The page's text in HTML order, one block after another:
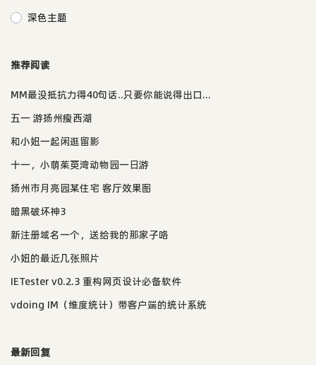
深色主题
推荐阅读
MM最没抵抗力得40句话..只要你能说得出口...
五一 游扬州瘦西湖
和小妞一起闲逛留影
十一，小萌茱萸湾动物园一日游
扬州市月亮园某住宅 客厅效果图
暗黑破坏神3
新注册域名一个，送给我的那家子咯
小妞的最近几张照片
IETester v0.2.3 重构网页设计必备软件
vdoing IM（维度统计）带客户端的统计系统
最新回复